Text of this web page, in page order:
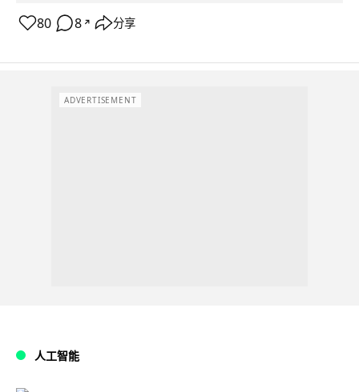
80 8 ↗ 分享
ADVERTISEMENT
人工智能